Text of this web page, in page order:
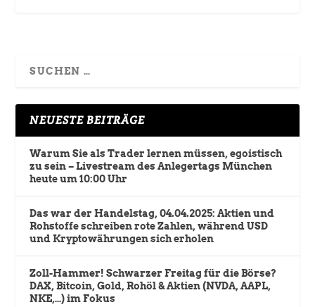
NEUESTE BEITRÄGE
Warum Sie als Trader lernen müssen, egoistisch
zu sein – Livestream des Anlegertags München
heute um 10:00 Uhr
Das war der Handelstag, 04.04.2025: Aktien und
Rohstoffe schreiben rote Zahlen, während USD
und Kryptowährungen sich erholen
Zoll-Hammer! Schwarzer Freitag für die Börse?
DAX, Bitcoin, Gold, Rohöl & Aktien (NVDA, AAPL,
NKE,…) im Fokus